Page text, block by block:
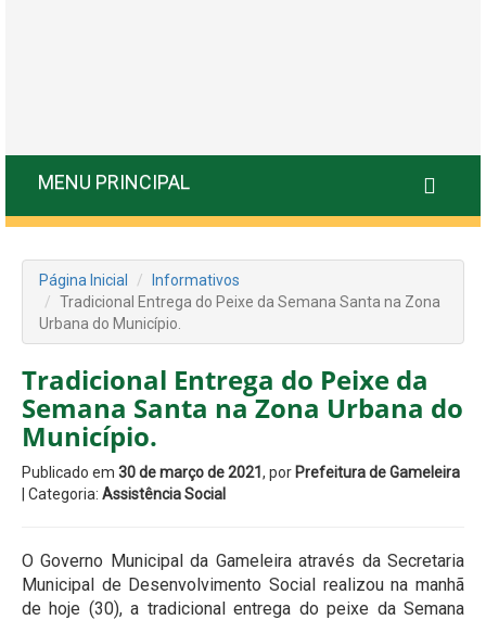
MENU PRINCIPAL
Página Inicial
Informativos
Tradicional Entrega do Peixe da Semana Santa na Zona
Urbana do Município.
Tradicional Entrega do Peixe da
Semana Santa na Zona Urbana do
Município.
Publicado em 30 de março de 2021 , por Prefeitura de Gameleira
| Categoria: Assistência Social
O Governo Municipal da Gameleira através da Secretaria
Municipal de Desenvolvimento Social realizou na manhã
de hoje (30), a tradicional entrega do peixe da Semana